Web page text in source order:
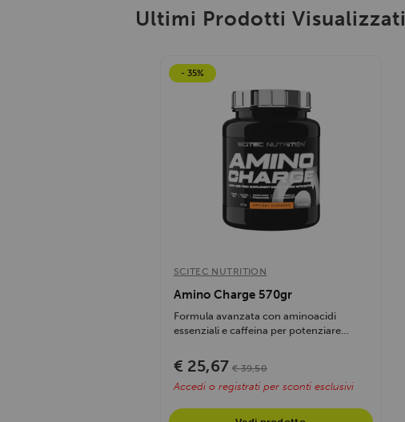
Ultimi Prodotti Visualizzati
- 35%
SCITEC NUTRITION
Amino Charge 570gr
Formula avanzata con aminoacidi
essenziali e caffeina per potenziare
€ 25,67 € 39,50
Accedi o registrati per sconti esclusivi